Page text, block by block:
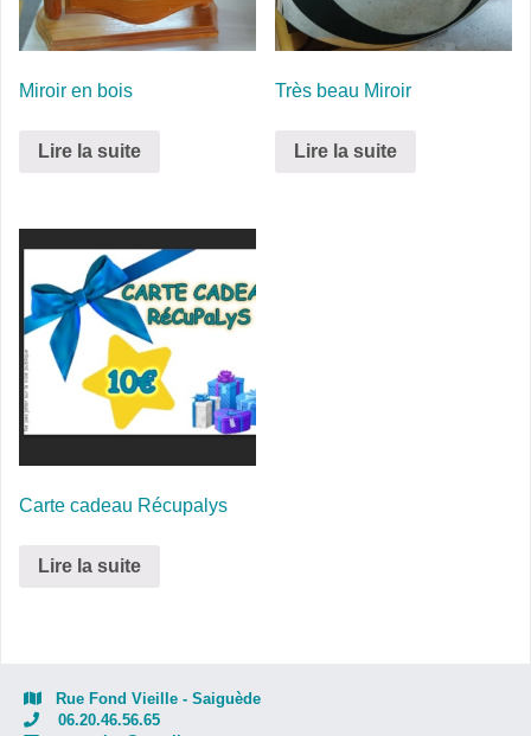
Miroir en bois
Lire la suite
Très beau Miroir
Lire la suite
Carte cadeau Récupalys
Lire la suite
Rue Fond Vieille - Saiguède
06.20.46.56.65